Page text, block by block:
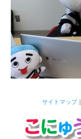
サイトマップ｜